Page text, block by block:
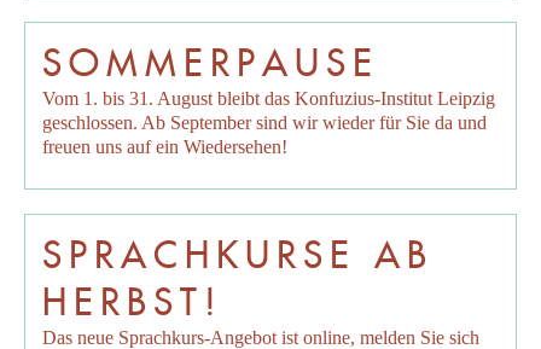
SOMMERPAUSE
Vom 1. bis 31. August bleibt das Konfuzius-Institut Leipzig
geschlossen. Ab September sind wir wieder für Sie da und
freuen uns auf ein Wiedersehen!
SPRACHKURSE AB
HERBST!
Das neue Sprachkurs-Angebot ist online, melden Sie sich